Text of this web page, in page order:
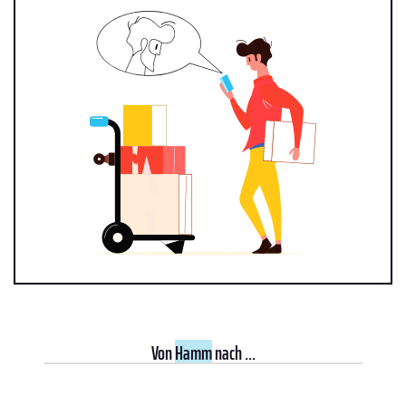
VonHammnach ...